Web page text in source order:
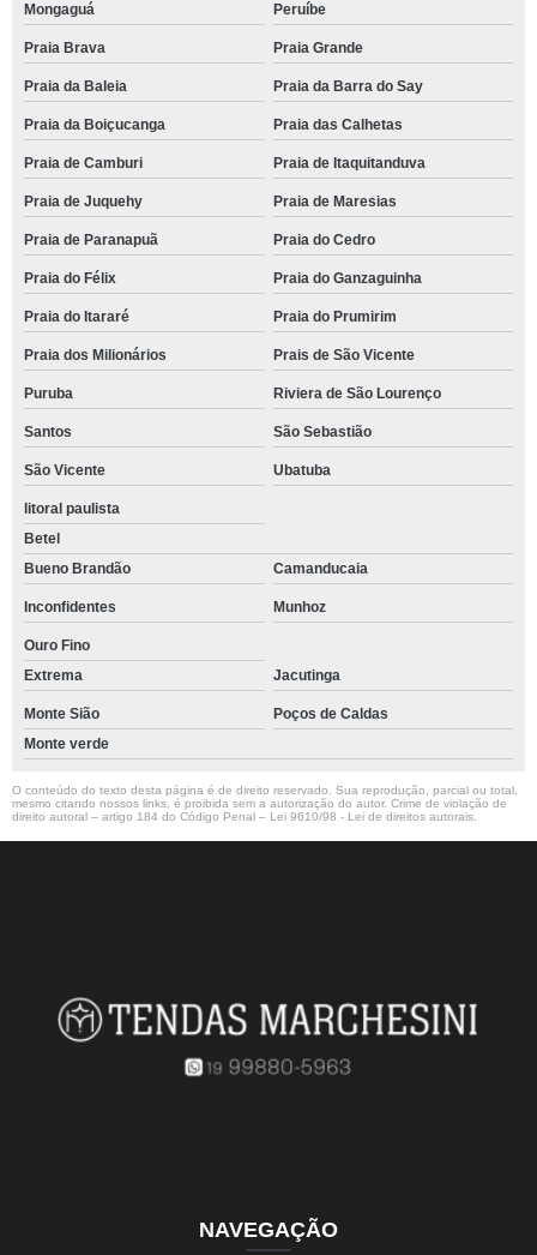
Mongaguá Peruíbe
Praia Brava Praia Grande
Praia da Baleia Praia da Barra do Say
Praia da Boiçucanga Praia das Calhetas
Praia de Camburi Praia de Itaquitanduva
Praia de Juquehy Praia de Maresias
Praia de Paranapuã Praia do Cedro
Praia do Félix Praia do Ganzaguinha
Praia do Itararé Praia do Prumirim
Praia dos Milionários Prais de São Vicente
Puruba Riviera de São Lourenço
Santos São Sebastião
São Vicente Ubatuba
litoral paulista
Betel
Bueno Brandão
Camanducaia
Inconfidentes Munhoz
Ouro Fino
Extrema
Jacutinga
Monte Sião
Poços de Caldas
Monte verde
O conteúdo do texto desta página é de direito reservado. Sua reprodução, parcial ou total,
mesmo citando nossos links, é proibida sem a autorização do autor. Crime de violação de
direito autoral – artigo 184 do Código Penal – Lei 9610/98 - Lei de direitos autorais
NAVEGAÇÃO